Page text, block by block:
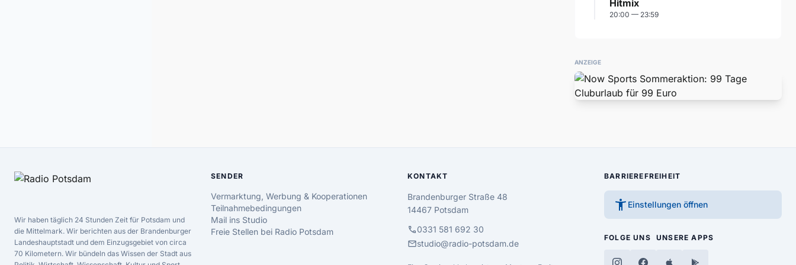
Hitmix
20:00 — 23:59
ANZEIGE
Wir haben täglich 24 Stunden Zeit für Potsdam und
die Mittelmark. Wir berichten aus der Brandenburger
Landeshauptstadt und dem Einzugsgebiet von circa
70 Kilometern. Wir bündeln das Wissen der Stadt aus
SENDER
Vermarktung, Werbung & Kooperationen
Teilnahmebedingungen
Mail ins Studio
Freie Stellen bei Radio Potsdam
KONTAKT
Brandenburger Straße 48
14467 Potsdam
call0331 581 692 30
mailstudio@radio-potsdam.de
BARRIEREFREIHEIT
accessibility_new Einstellungen öffnen
FOLGE UNS UNSERE APPS